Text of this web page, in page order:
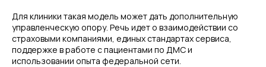
Для клиники такая модель может дать дополнительную
управленческую опору. Речь идет о взаимодействии со
страховыми компаниями, единых стандартах сервиса,
поддержке в работе с пациентами по ДМС и
использовании опыта федеральной сети.